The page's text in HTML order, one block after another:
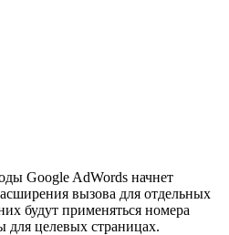
Google AdWords начнет
вызова для отдельных
будут применяться номера
для целевых страницах.